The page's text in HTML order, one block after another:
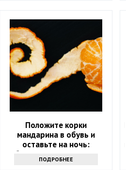
Положите корки
мандарина в обувь и
оставьте на ночь:
обалдеете, какую пользу
это принесет
ПОДРОБНЕЕ